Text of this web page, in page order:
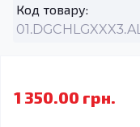
Код товару:
1 350.00 грн.